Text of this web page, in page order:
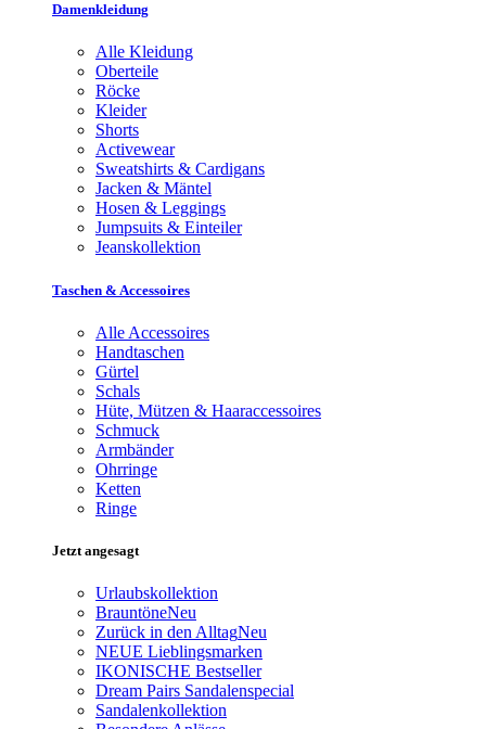
Damenkleidung
Alle Kleidung
Oberteile
Röcke
Kleider
Shorts
Activewear
Sweatshirts & Cardigans
Jacken & Mäntel
Hosen & Leggings
Jumpsuits & Einteiler
Jeanskollektion
Taschen & Accessoires
Alle Accessoires
Handtaschen
Gürtel
Schals
Hüte, Mützen & Haaraccessoires
Schmuck
Armbänder
Ohrringe
Ketten
Ringe
Jetzt angesagt
Urlaubskollektion
BrauntöneNeu
Zurück in den AlltagNeu
NEUE Lieblingsmarken
IKONISCHE Bestseller
Dream Pairs Sandalenspecial
Sandalenkollektion